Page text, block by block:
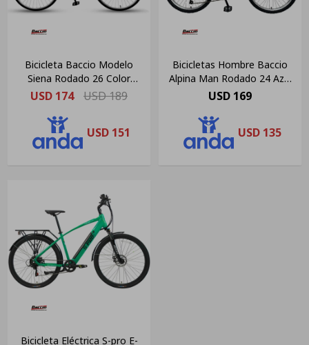
Bicicleta Baccio Modelo
Siena Rodado 26 Color
Salmón
USD 174 USD189
USD 151
Bicicletas Hombre Baccio
Alpina Man Rodado 24 Azul
Y Verde
USD 169
USD 135
Bicicleta Eléctrica S-pro E-